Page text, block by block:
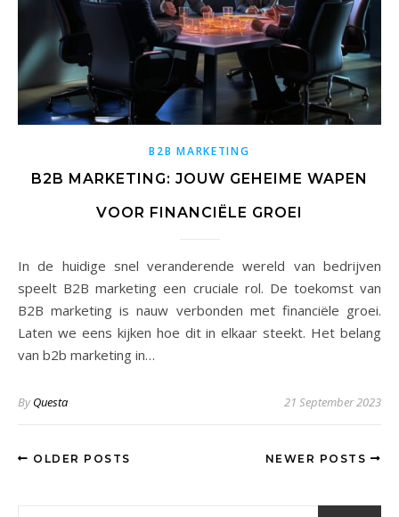
B2B MARKETING
B2B MARKETING: JOUW GEHEIME WAPEN
VOOR FINANCIËLE GROEI
In de huidige snel veranderende wereld van bedrijven
speelt B2B marketing een cruciale rol. De toekomst van
B2B marketing is nauw verbonden met financiële groei.
Laten we eens kijken hoe dit in elkaar steekt. Het belang
van b2b marketing in…
ByQuesta 21 September 2023
OLDER POSTS NEWER POSTS